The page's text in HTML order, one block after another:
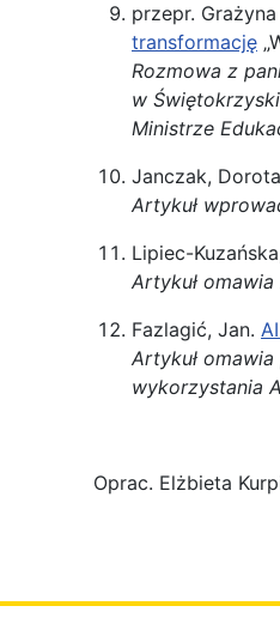
przepr.
transformację
Rozmowa z
w
Ministrze
Janczak,
Artykuł
Lipiec-
Artykuł
Fazlagić, Jan.
Artykuł
wykorzystania
Oprac. Elżbieta